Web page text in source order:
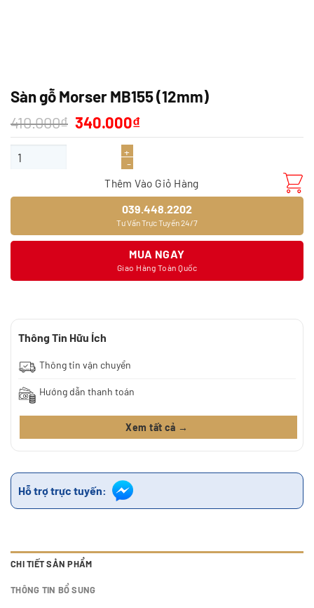
Sàn gỗ Morser MB155 (12mm)
410.000₫ Giá
gốc
là:
340.000₫Giá
hiện
tại
Sàn gỗ Morser MB155 (12mm) số lượng
Thêm Vào Giỏ Hàng
039.448.2202
Tư Vấn Trực Tuyến 24/7
MUA NGAY
Giao Hàng Toàn Quốc
Thông Tin Hữu Ích
Thông tin vận chuyển
Hướng dẫn thanh toán
Xem tất cả →
Hỗ trợ trực tuyến:
CHI TIẾT SẢN PHẨM
THÔNG TIN BỔ SUNG